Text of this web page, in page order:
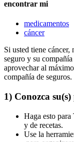
encontrar mi
medicamentos
cáncer
Si usted tiene cáncer,
seguro y su
aprovechar al
compañía de seguros.
1) Conozca su(s)
Haga esto
y de recetas.
Use la